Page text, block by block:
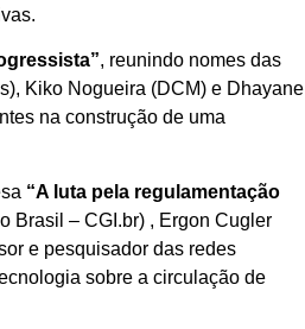
, reunindo nomes das
Kiko Nogueira (DCM) e Dhayane
na construção de uma
“A luta pela regulamentação
Brasil – CGI.br) , Ergon Cugler
e pesquisador das redes
sobre a circulação de